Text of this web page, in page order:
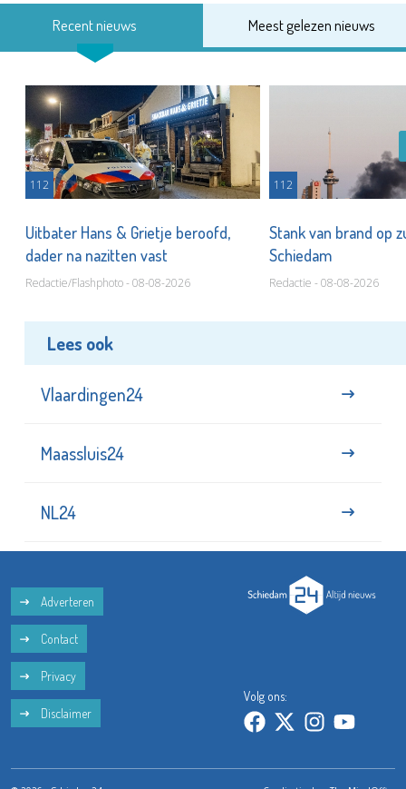
Recent nieuws Meest gelezen nieuws
112
Uitbater Hans & Grietje beroofd,
dader na nazitten vast
Redactie/Flashphoto - 08-08-2026
112
Stank van brand op
Schiedam
Redactie - 08-08-2026
Lees ook
Vlaardingen24
Maassluis24
NL24
Adverteren
Contact
Privacy
Disclaimer
Volg ons: